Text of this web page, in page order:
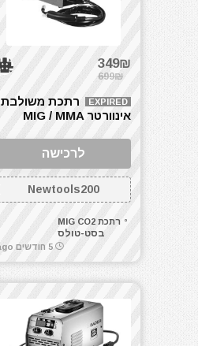
349₪
699₪
EXPIRED
רתכת משולבת
אינוורטר MIG / MMA
לרכישה
Newtools200
רתכת MIG CO2
בסט-טולס
5 חודשים ago